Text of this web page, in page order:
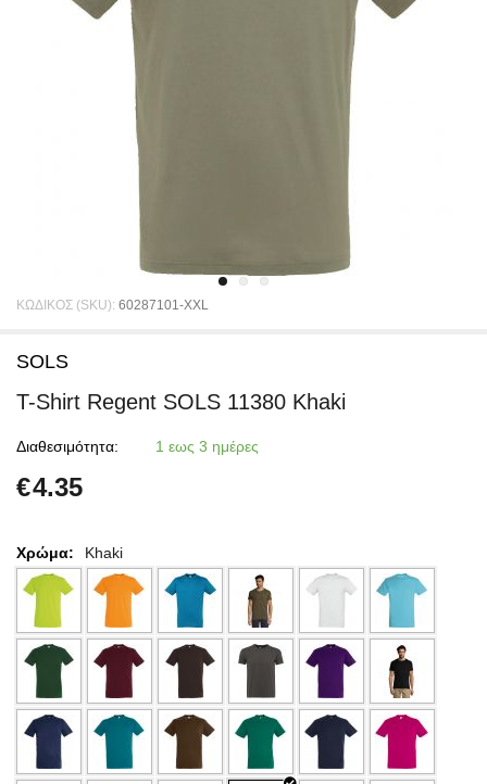
ΚΩΔΙΚΟΣ (SKU): 60287101-XXL
SOLS
T-Shirt Regent SOLS 11380 Khaki
Διαθεσιμότητα: 1 εως 3 ημέρες
€4.35
Χρώμα: Khaki